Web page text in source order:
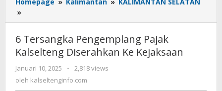
»
Tersangka
Pengemplang
Pajak
Kalselteng
Diserahkan
Kejaksaan
6 Tersangka Pengemplang Pajak
Kalselteng Diserahkan Ke Kejaksaan
Januari 10, 2025
oleh
kalseltenginfo.com
-
2,818 views
oleh kalseltenginfo.com